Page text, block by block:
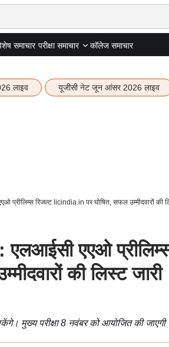
समाचार परीक्षा समाचार कॉलेज समाचार
लाइव यूजीसी नेट जून आंसर 2026 लाइव
रिजल्ट licindia.in पर घोषित, सफल उम्मीदवारों की
एएओ
की लिस्ट जारी
मुख्य परीक्षा 8 नवंबर को आयोजित की